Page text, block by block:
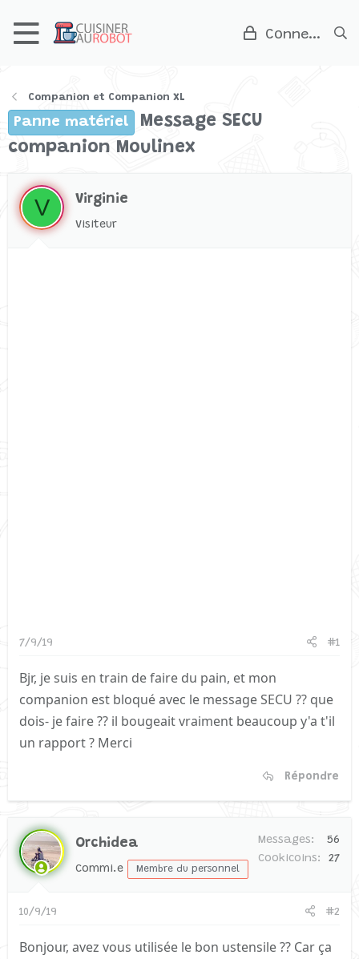
Connexion
Companion et Companion XL
Panne matériel
Message SECU
companion Moulinex
V Virginie
Visiteur
7/9/19 #1
Bjr, je suis en train de faire du pain, et mon
companion est bloqué avec le message SECU ?? que
dois- je faire ?? il bougeait vraiment beaucoup y'a t'il
un rapport ? Merci
Répondre
Orchidea
Commi.e Membre du personnel
Messages
56
Cookicoins
27
10/9/19 #2
Bonjour, avez vous utilisée le bon ustensile ?? Car ça